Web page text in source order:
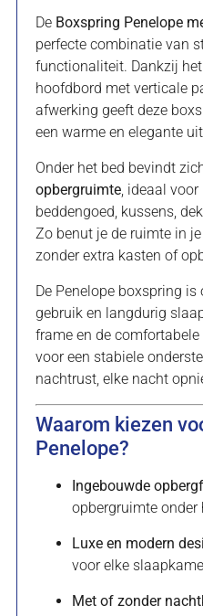
De Boxspring Penelope
perfecte combinatie van
functionaliteit. Dankzij
hoofdbord met verticale
afwerking geeft deze
een warme en elegante
Onder het bed bevindt
opbergruimte, ideaal voor
beddengoed, kussens,
Zo benut je de ruimte in
zonder extra kasten of
De Penelope boxspring
gebruik en langdurig
frame en de
voor een stabiele
nachtrust, elke nacht
Waarom kiezen
Penelope?
Ingebouwde
opbergruimte onder
Luxe en modern
voor elke
Met of zonder